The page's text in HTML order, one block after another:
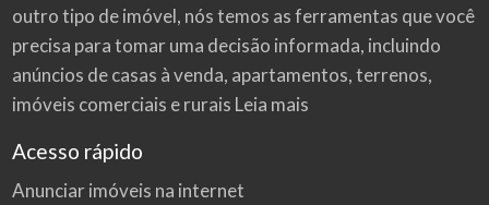
outro tipo de imóvel, nós temos as ferramentas que você
precisa para tomar uma decisão informada, incluindo
anúncios de casas à venda, apartamentos, terrenos,
imóveis comerciais e rurais Leia mais
Acesso rápido
Anunciar imóveis na internet